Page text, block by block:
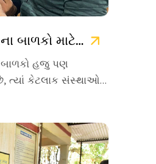
પ્રેમાળ યોજના: ગુજરાતના બાળકો માટે ઉજ્જવળ ભવિષ્યની ચાવી
બાળકો હજુ પણ
ત્યાં કેટલાક સંસ્થાઓ